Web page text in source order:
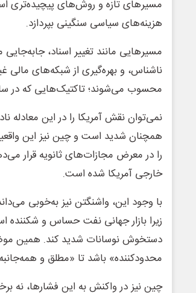
مسیرهای تازه و روش‌های پیچیده‌تری
هزینه‌های سیاسی سنگینی بپردازد.
مسیرهایی مانند تغییر اسناد،
ناشناس، و بهره‌گیری از شبکه‌های
محسوب می‌شوند؛ تاکتیک‌هایی که در
نمی‌توان نقش آمریکا را در این معادله
همچنان شدید است و چین نیز این
را در معرض مجازات‌های ثانویه قرار
خارجی آمریکا شده است.
با وجود این، واشنگتن نیز به‌خوبی
زیرا بازار جهانی نفت حساس و
دستخوش نوسانات شدید کند. همین
محدودکننده» باشد تا «مطلق و
چین نیز در واکنش به این فشارها، نه